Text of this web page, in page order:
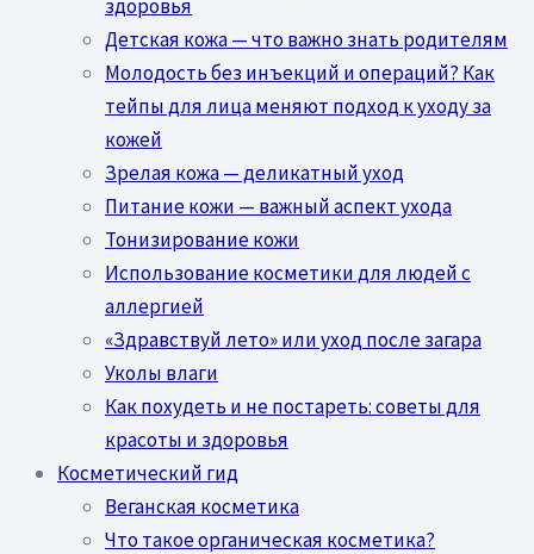
здоровья
Детская кожа — что важно знать родителям
Молодость без инъекций и операций? Как
тейпы для лица меняют подход к уходу за
кожей
Зрелая кожа — деликатный уход
Питание кожи — важный аспект ухода
Тонизирование кожи
Использование косметики для людей с
аллергией
«Здравствуй лето» или уход после загара
Уколы влаги
Как похудеть и не постареть: советы для
красоты и здоровья
Косметический гид
Веганская косметика
Что такое органическая косметика?